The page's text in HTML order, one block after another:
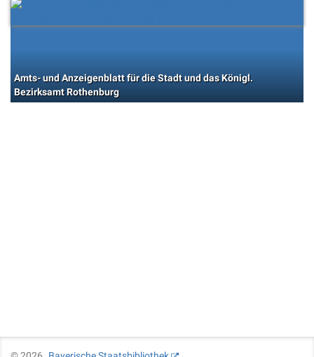
Amts- und Anzeigenblatt für die Stadt und das Königl.
Bezirksamt Rothenburg